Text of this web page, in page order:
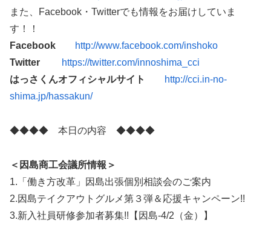
また、Facebook・Twitterでも情報をお届けしていま
す！！
Facebook
http://www.facebook.com/inshoko
Twitter
https://twitter.com/innoshima_cci
はっさくんオフィシャルサイト
http://cci.in-no-
shima.jp/hassakun/
◆◆◆◆ 本日の内容 ◆◆◆◆
＜因島商工会議所情報＞
1.「働き方改革」因島出張個別相談会のご案内
2.因島テイクアウトグルメ第３弾＆応援キャンペーン!!
3.新入社員研修参加者募集!!【因島-4/2（金）】